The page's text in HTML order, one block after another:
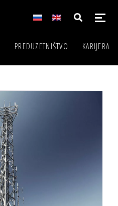
PREDUZETNIŠTVO KARIJERA